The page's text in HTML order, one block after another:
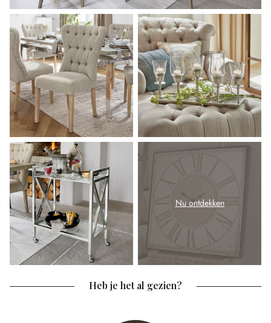
Nu ontdekken
Heb je het al gezien?